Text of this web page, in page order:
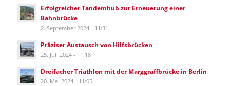
Erfolgreicher Tandemhub zur Erneuerung einer
Bahnbrücke
2. September 2024 - 11:31
Präziser Austausch von Hilfsbrücken
25. Juli 2024 - 11:18
Dreifacher Triathlon mit der Marggraffbrücke in Berlin
20. Mai 2024 - 11:05